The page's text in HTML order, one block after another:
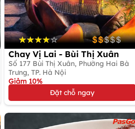
Chay Vị Lai - Bùi Thị Xuân
Số 177 Bùi Thị Xuân, Phường Hai Bà
Trưng, TP. Hà Nội
Giảm 10%
Buffet & Gọi món Chay
Đặt chỗ ngay